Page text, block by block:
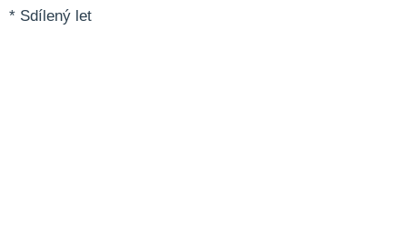
* Sdílený let